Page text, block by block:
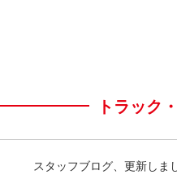
トラック
スタッフブログ、更新しま